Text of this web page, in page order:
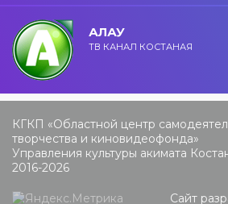
АЛАУ
ТВ КАНАЛ КОСТАНАЯ
КГКП «Областной центр
творчества и киновидеофонда»
Управления культуры акимата
2016-2026
Сайт